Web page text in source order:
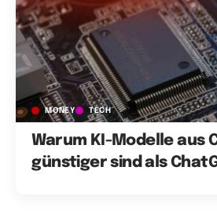
MONEY TECH
Warum KI-Modelle aus
günstiger sind als